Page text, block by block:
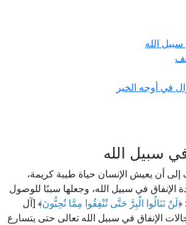
الله
في أوجه الخير
سبيل الله
أن يعيش الإنسان حياة طيبة كريمة،
في سبيل الله، وجعلها سببًا للوصول
﴿لَنْ تَنَالُوا الْبِرَّ حَتَّى تُنْفِقُوا مِمَّا تُحِبُّونَ﴾ [آل
مجالات الإنفاق في سبيل الله تعالى حتى يتسارع